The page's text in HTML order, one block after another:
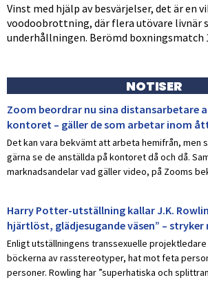
Vinst med hjälp av besvärjelser, det är en
voodoobrottning, där flera utövare livnär
underhållningen. Berömd boxningsmatch
NOTISER
Zoom beordrar nu sina distansarbetare
kontoret – gäller de som arbetar inom
Det kan vara bekvämt att arbeta hemifrån, men
gärna se de anställda på kontoret då och då.
marknadsandelar vad gäller video, på Zooms
Harry Potter-utställning kallar J.K.
hjärtlöst, glädjesugande väsen” – stryker
Enligt utställningens transsexuelle
böckerna av rasstereotyper, hat mot feta
personer. Rowling har ”superhatiska och